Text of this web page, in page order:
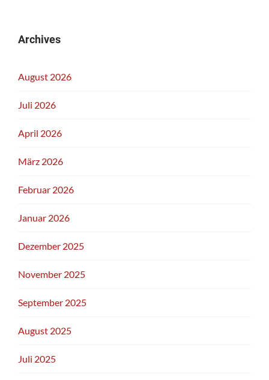
Archives
August 2026
Juli 2026
April 2026
März 2026
Februar 2026
Januar 2026
Dezember 2025
November 2025
September 2025
August 2025
Juli 2025